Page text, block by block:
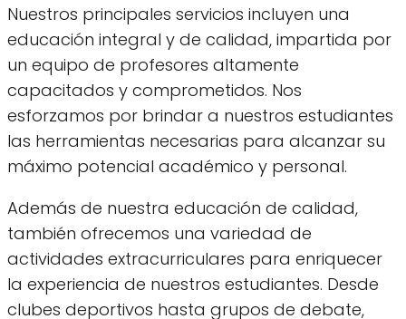
Nuestros principales servicios incluyen una
educación integral y de calidad, impartida por
un equipo de profesores altamente
capacitados y comprometidos. Nos
esforzamos por brindar a nuestros estudiantes
las herramientas necesarias para alcanzar su
máximo potencial académico y personal.
Además de nuestra educación de calidad,
también ofrecemos una variedad de
actividades extracurriculares para enriquecer
la experiencia de nuestros estudiantes. Desde
clubes deportivos hasta grupos de debate,